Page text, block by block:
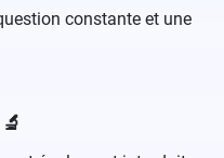
constante et une